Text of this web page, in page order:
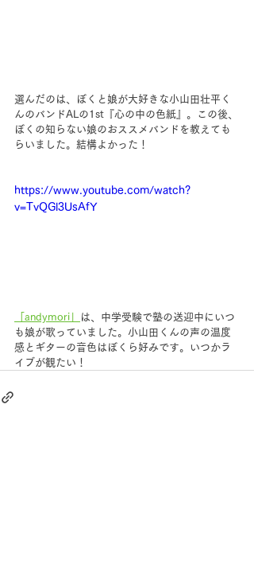
選んだのは、ぼくと娘が大好きな小山田壮平く
んのバンドALの1st『心の中の色紙』。この後、
ぼくの知らない娘のおススメバンドを教えても
らいました。結構よかった！
https://www.youtube.com/watch?
v=TvQGl3UsAfY
「andymori」
は、中学受験で塾の送迎中にいつ
も娘が歌っていました。小山田くんの声の温度
感とギターの音色はぼくら好みです。いつかラ
イブが観たい！